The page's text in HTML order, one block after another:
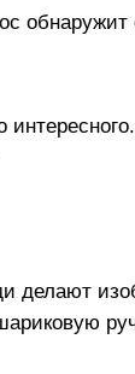
обнаружит
интересного.
делают